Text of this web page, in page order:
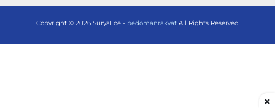
Copyright © 2026 SuryaLoe - pedomanrakyat All Rights Reserved
×